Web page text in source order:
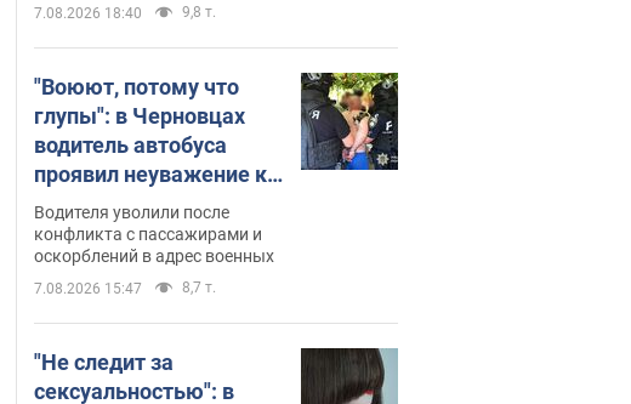
7.08.2026 18:40 9,8 т.
"Воюют, потому что
глупы": в Черновцах
водитель автобуса
проявил неуважение к
украинским военным и
поплатился за это.
Видео
Водителя уволили после
конфликта с пассажирами и
оскорблений в адрес военных
7.08.2026 15:47 8,7 т.
"Не следит за
сексуальностью": в